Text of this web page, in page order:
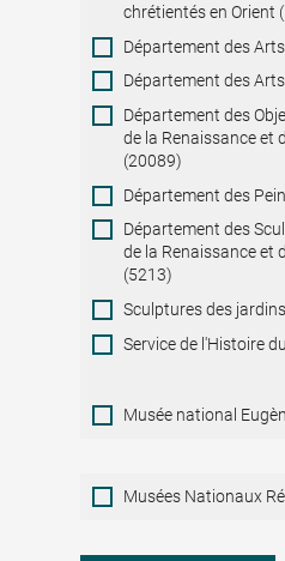
chrétientés en Orient
Département des
Département des
Département des
de la Renaissance et
(20089)
Département des
Département des
de la Renaissance et
(5213)
Sculptures des
Service de l'Histoire
Musée national
Musées
Nationaux
Musées Nationaux